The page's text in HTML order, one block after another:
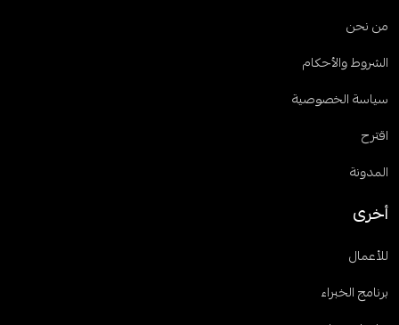
من نحن
الشروط والأحكام
سياسة الخصوصية
اقترح
المدونة
أخرى
للأعمال
برنامج الخبراء